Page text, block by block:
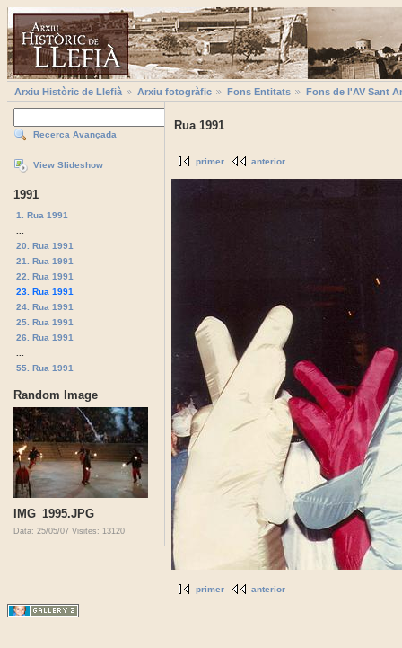
Arxiu Històric de Llefià Arxiu fotogràfic Fons Entitats Fons de l'AV Sant
Recerca Avançada
View Slideshow
1991
1. Rua 1991
20. Rua 1991
21. Rua 1991
22. Rua 1991
23. Rua 1991
24. Rua 1991
25. Rua 1991
26. Rua 1991
55. Rua 1991
Random Image
IMG_1995.JPG
Data: 25/05/07 Visites: 13120
Rua 1991
primer anterior
primer anterior